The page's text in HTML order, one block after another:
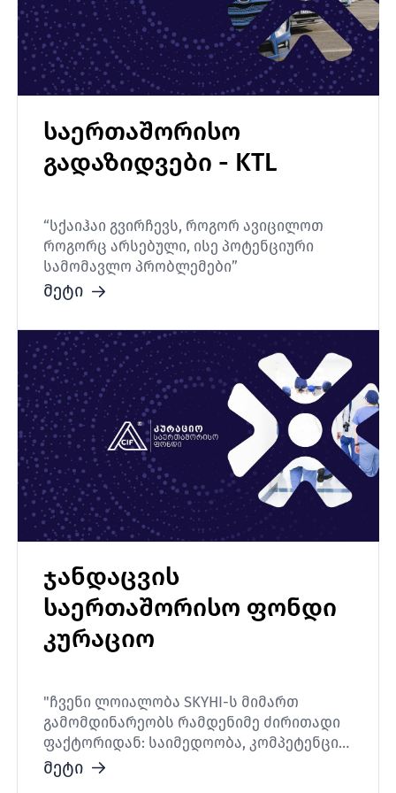
საერთაშორისო
გადაზიდვები - KTL
“სქაიჰაი გვირჩევს, როგორ ავიცილოთ
როგორც არსებული, ისე პოტენციური
სამომავლო პრობლემები”
მეტი
ჯანდაცვის
საერთაშორისო ფონდი
კურაციო
"ჩვენი ლოიალობა SKYHI-ს მიმართ
გამომდინარეობს რამდენიმე ძირითადი
ფაქტორიდან: საიმედოობა, კომპეტენცია,
მომხმარებელზე ფოკუსირება. ამ
თვისებებმა შექმნეს ნდობისადა
მეტი